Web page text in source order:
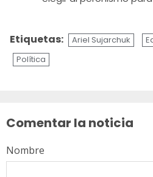
Etiquetas: Ariel Sujarchuk
Política
Comentar la noticia
Nombre